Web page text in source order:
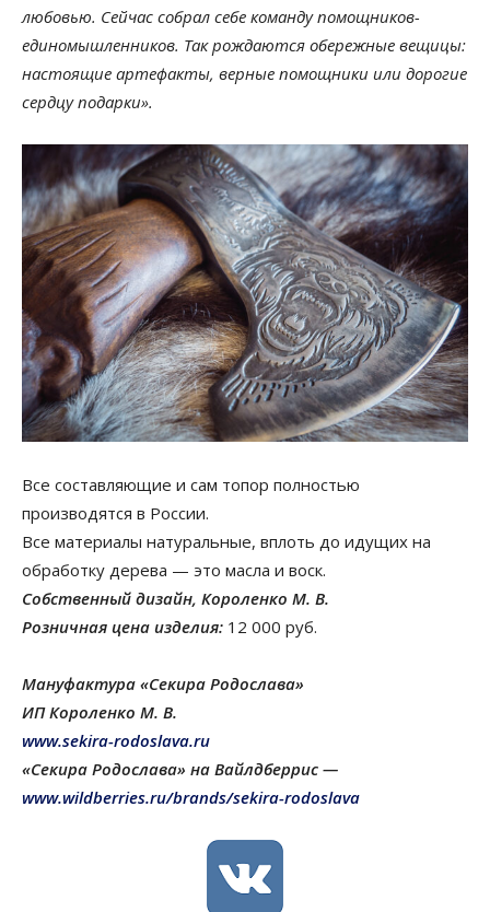
любовью. Сейчас собрал себе команду помощников-
единомышленников. Так рождаются обережные вещицы:
настоящие артефакты, верные помощники или дорогие
сердцу подарки».
Все составляющие и сам топор полностью
производятся в России.
Все материалы натуральные, вплоть до идущих на
обработку дерева — это масла и воск.
Собственный дизайн, Короленко М. В.
Розничная цена изделия: 12 000 руб.
Мануфактура «Секира Родослава»
ИП Короленко М. В.
www.sekira-rodoslava.ru
«Секира Родослава» на Вайлдберрис —
www.wildberries.ru/brands/sekira-rodoslava